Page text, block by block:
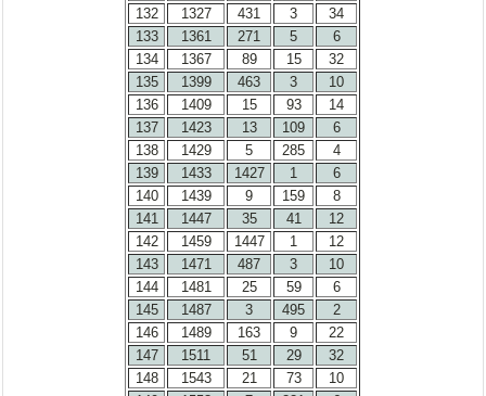
132
1327 431 3
34
133
1361 271 5
6
134
1367 89 15
32
135
1399 463 3
10
136
1409 15 93
14
137
1423 13 109
6
138
1429 5 285
4
139
1433 1427 1
6
140
1439 9 159
8
141
1447 35 41
12
142
1459 1447 1
12
143
1471 487 3
10
144
1481 25 59
6
145
1487 3 495
2
146
1489 163 9
22
147
1511 51 29
32
148
1543 21 73
10